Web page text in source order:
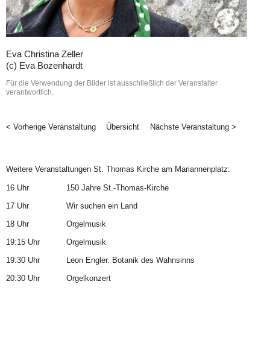
Für die Verwendung der Bilder ist ausschließlich der Veranstalter
verantwortlich.
Eva Christina Zeller
(c) Eva Bozenhardt
< Vorherige Veranstaltung Übersicht Nächste Veranstaltung >
Weitere Veranstaltungen St. Thomas Kirche am Mariannenplatz:
16 Uhr
150 Jahre St.-Thomas-Kirche
17 Uhr
Wir suchen ein Land
18 Uhr
Orgelmusik
19:15 Uhr
Orgelmusik
19:30 Uhr
Leon Engler. Botanik des Wahnsinns
20:30 Uhr
Orgelkonzert